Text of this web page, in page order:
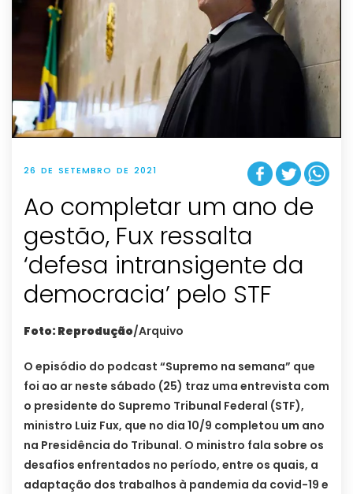
26 DE SETEMBRO DE 2021
Ao completar um ano de
gestão, Fux ressalta
‘defesa intransigente da
democracia’ pelo STF
Foto: Reprodução/Arquivo
O episódio do podcast “Supremo na semana” que
foi ao ar neste sábado (25) traz uma entrevista com
o presidente do Supremo Tribunal Federal (STF),
ministro Luiz Fux, que no dia 10/9 completou um ano
na Presidência do Tribunal. O ministro fala sobre os
desafios enfrentados no período, entre os quais, a
adaptação dos trabalhos à pandemia da covid-19 e